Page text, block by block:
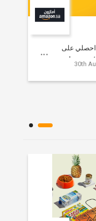
| احصلي على
بأسعار تبدأ